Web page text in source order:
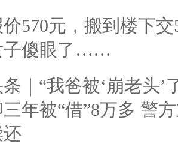
570元，搬到楼下
子傻眼了……
｜“我爸被‘崩老头’
年被“借”8万多 警